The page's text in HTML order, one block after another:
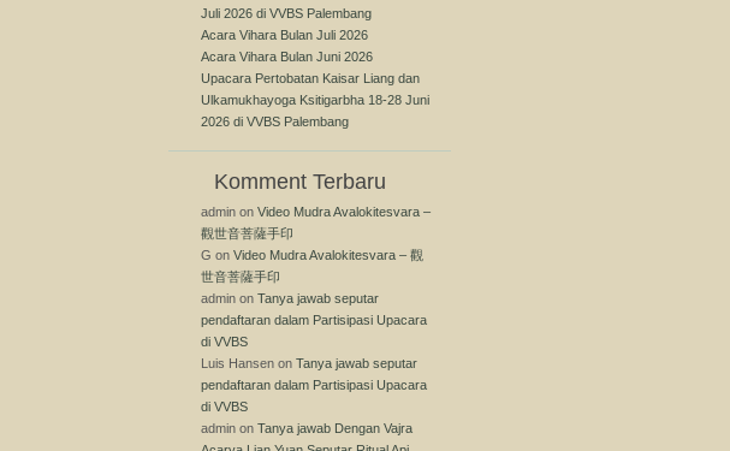
Juli 2026 di VVBS Palembang
Acara Vihara Bulan Juli 2026
Acara Vihara Bulan Juni 2026
Upacara Pertobatan Kaisar Liang dan
Ulkamukhayoga Ksitigarbha 18-28 Juni
2026 di VVBS Palembang
Komment Terbaru
admin on Video Mudra Avalokitesvara –
觀世音菩薩手印
G on Video Mudra Avalokitesvara – 觀
世音菩薩手印
admin on Tanya jawab seputar
pendaftaran dalam Partisipasi Upacara
di VVBS
Luis Hansen on Tanya jawab seputar
pendaftaran dalam Partisipasi Upacara
di VVBS
admin on Tanya jawab Dengan Vajra